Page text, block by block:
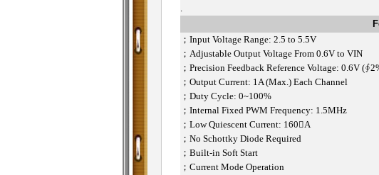
； Input Voltage Range: 2.5 to 5.5V
； Adjustable Output Voltage From 0.6V to VIN
； Precision Feedback Reference Voltage: 0.6V
； Output Current: 1A (Max.) Each Channel
； Duty Cycle: 0~100%
； Internal Fixed PWM Frequency: 1.5MHz
； Low Quiescent Current: 160A
； No Schottky Diode Required
； Built-in Soft Start
； Current Mode Operation